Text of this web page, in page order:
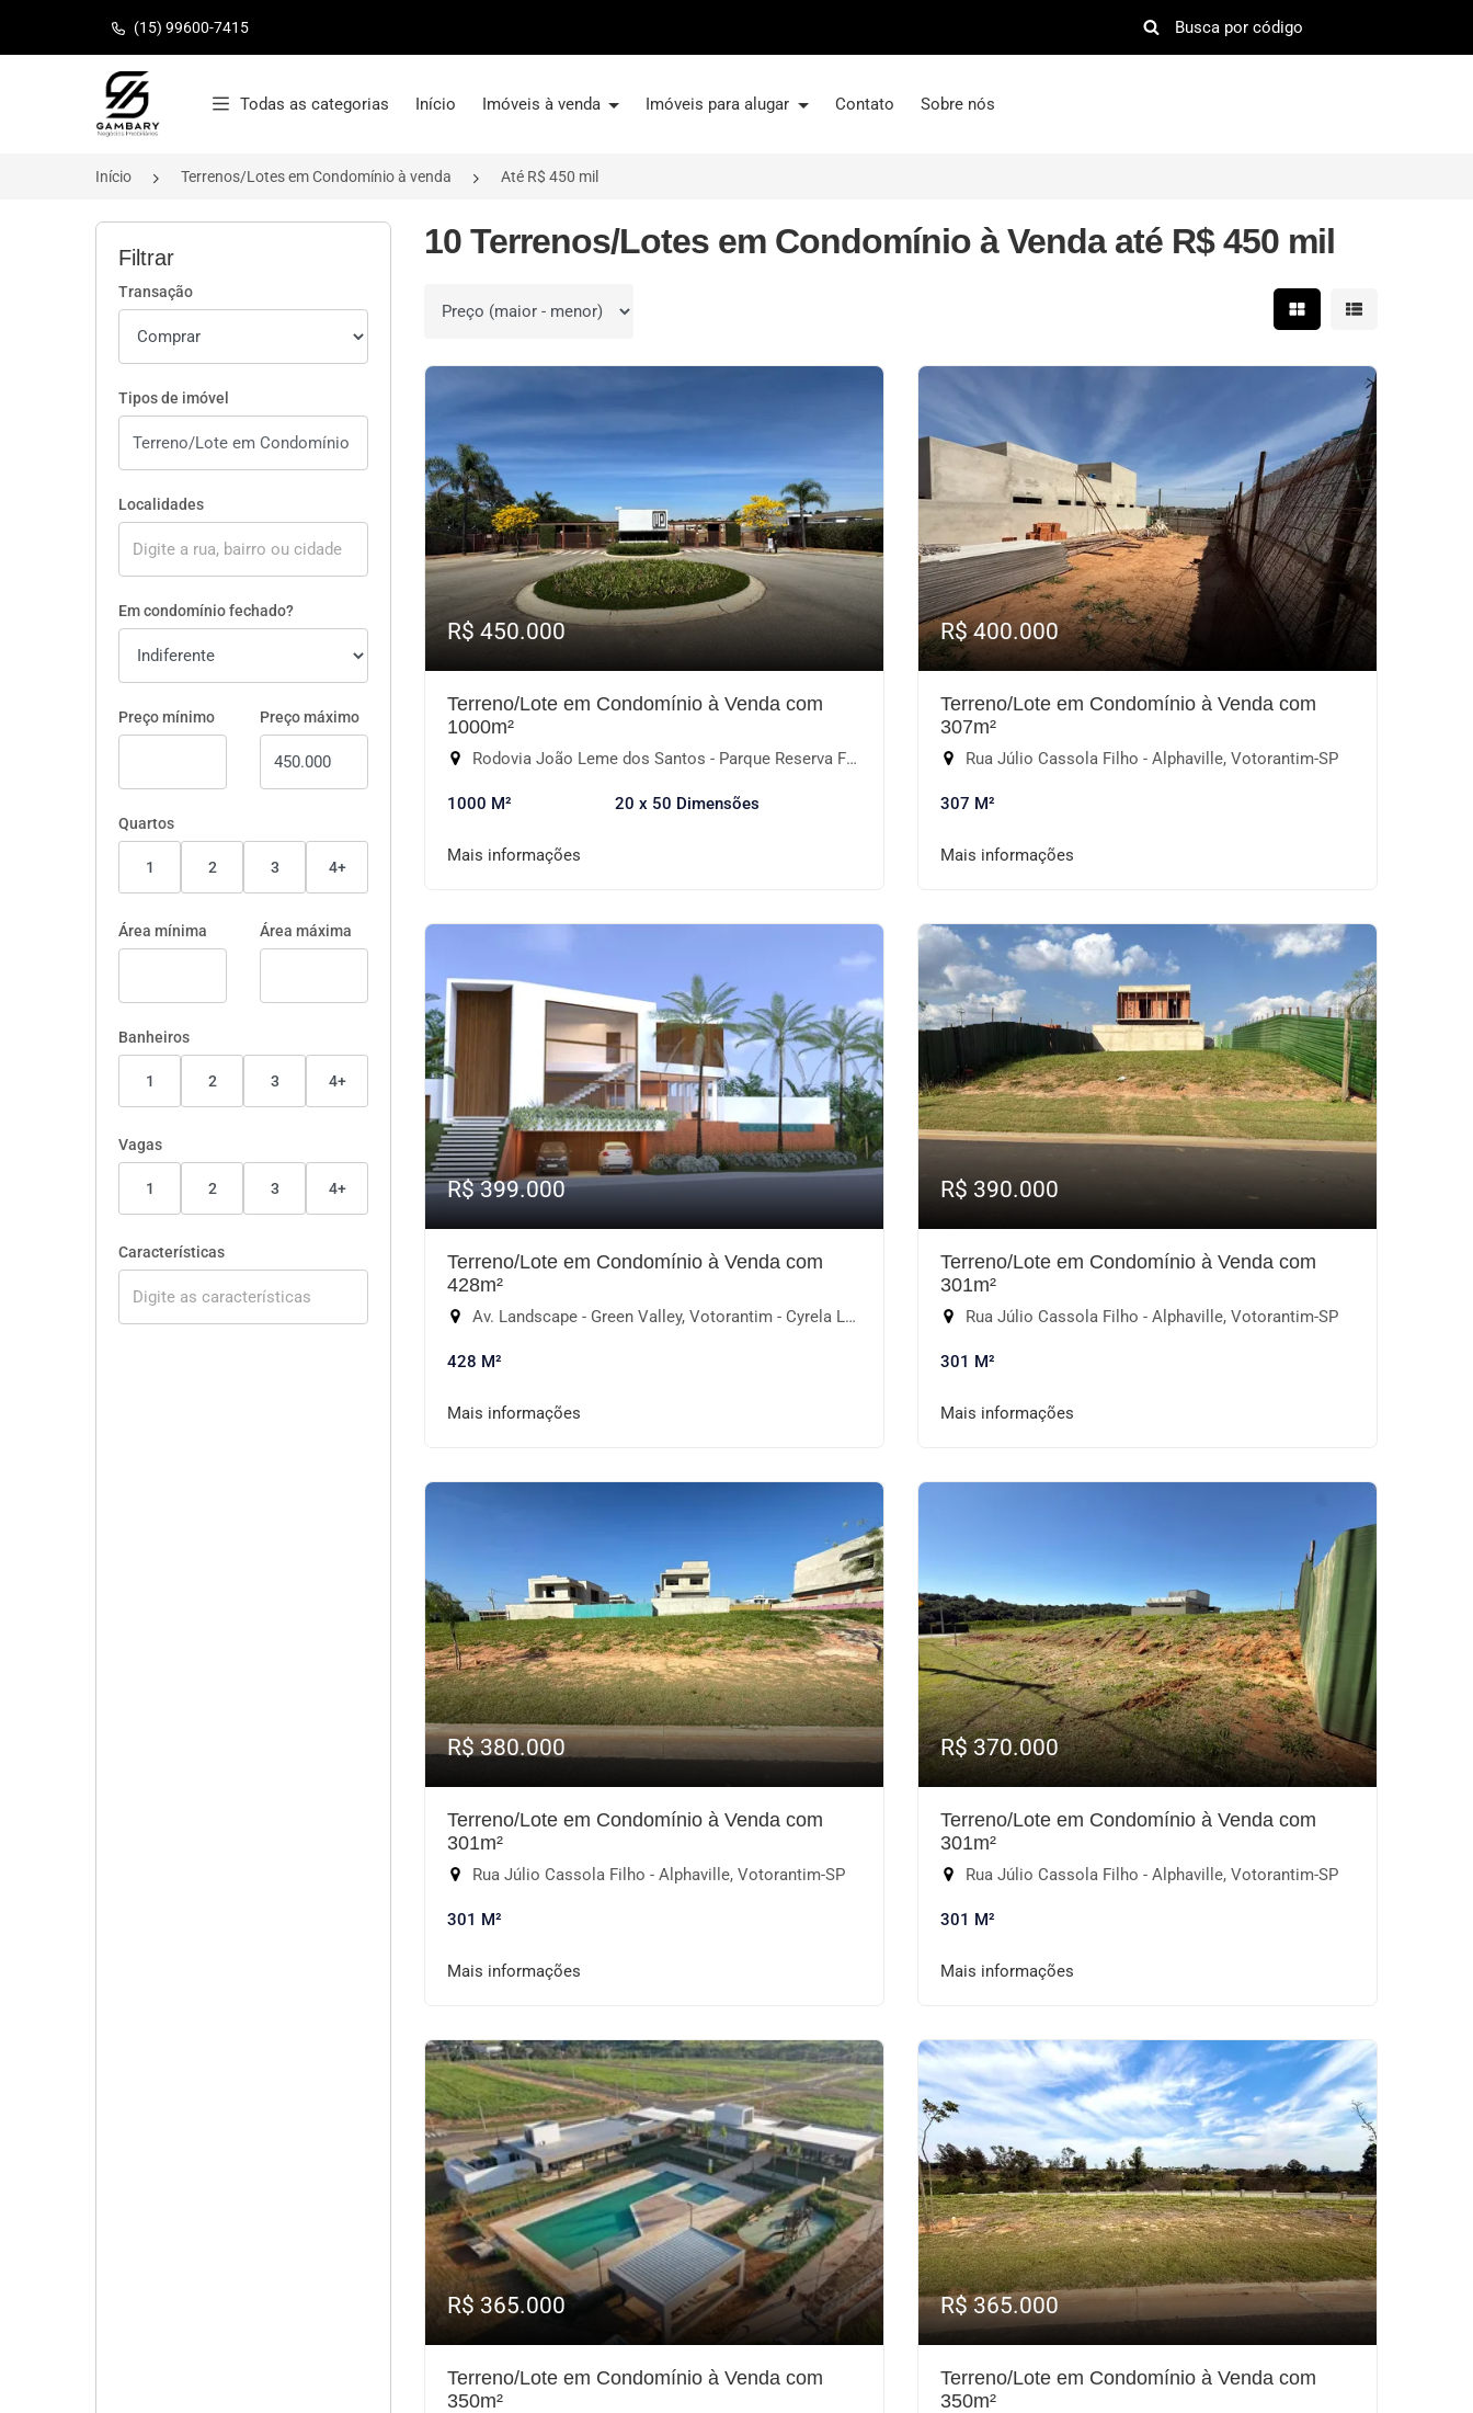
(15) 99600-7415
Página inicial
Todas as categorias Início Imóveis à venda Imóveis para alugar Contato Sobre nós
Início Terrenos/Lotes em Condomínio à venda Até R$ 450 mil
Filtrar
Transação
Tipos de imóvel
Localidades
Em condomínio fechado?
Preço mínimo Preço máximo
Quartos
1 2 3 4+
Área mínima Área máxima
Banheiros
1 2 3 4+
Vagas
1 2 3 4+
Características
10 Terrenos/Lotes em Condomínio à Venda até R$ 450 mil
Ordenar por Mostrar resultados em
Mostrar
R$ 450.000
Terreno/Lote em Condomínio à Venda com
1000m²
Rodovia João Leme dos Santos - Parque Reserva Fazenda Imperial, Sorocaba-SP
1000 M² 20 x 50 Dimensões
Mais informações
R$ 400.000
Terreno/Lote em Condomínio à Venda com
307m²
Rua Júlio Cassola Filho - Alphaville, Votorantim-SP
307 M²
Mais informações
R$ 399.000
Terreno/Lote em Condomínio à Venda com
428m²
Av. Landscape - Green Valley, Votorantim - Cyrela Landscape Esplanada, Votorantim-SP
428 M²
Mais informações
R$ 390.000
Terreno/Lote em Condomínio à Venda com
301m²
Rua Júlio Cassola Filho - Alphaville, Votorantim-SP
301 M²
Mais informações
R$ 380.000
Terreno/Lote em Condomínio à Venda com
301m²
Rua Júlio Cassola Filho - Alphaville, Votorantim-SP
301 M²
Mais informações
R$ 370.000
Terreno/Lote em Condomínio à Venda com
301m²
Rua Júlio Cassola Filho - Alphaville, Votorantim-SP
301 M²
Mais informações
R$ 365.000
Terreno/Lote em Condomínio à Venda com
350m²
R$ 365.000
Terreno/Lote em Condomínio à Venda com
350m²